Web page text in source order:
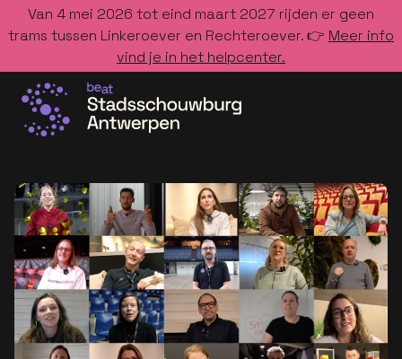
Van 4 mei 2026 tot eind maart 2027 rijden er geen
trams tussen Linkeroever en Rechteroever. 👉 Meer info
vind je in het helpcenter.